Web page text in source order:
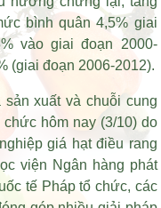
bình quân 4,5% giai
vào giai đoạn 2000-
(giai đoạn 2006-2012).
xuất và chuỗi cung
hôm nay (3/10) do
giá hạt điều rang
viện Ngân hàng phát
tế Pháp tổ chức, các